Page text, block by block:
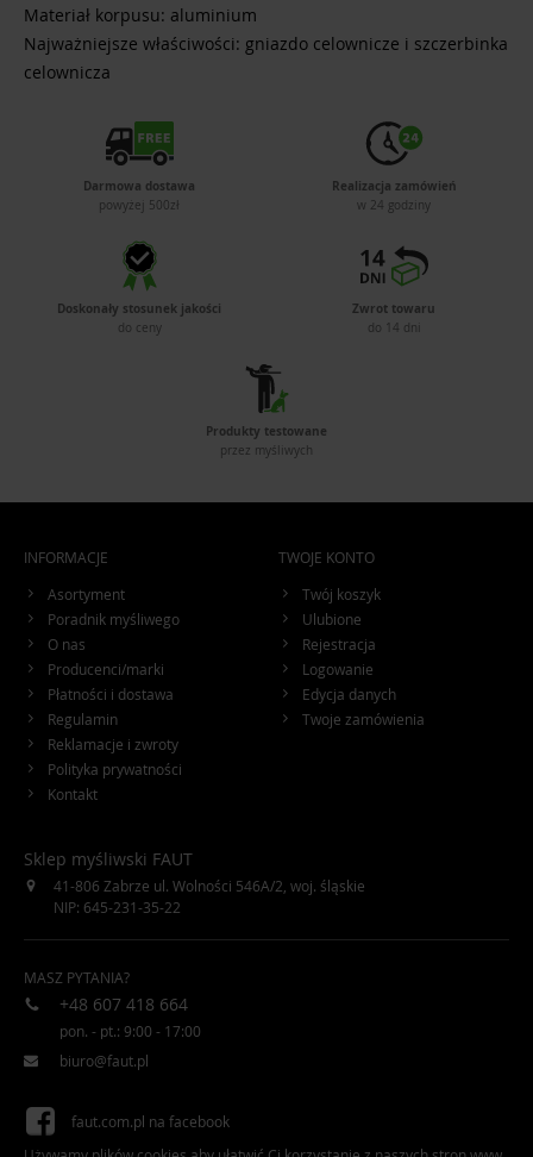
Materiał korpusu: aluminium
Najważniejsze właściwości: gniazdo celownicze i szczerbinka
celownicza
Darmowa dostawa
powyżej 500zł
Realizacja zamówień
w 24 godziny
Doskonały stosunek jakości
do ceny
Zwrot towaru
do 14 dni
Produkty testowane
przez myśliwych
INFORMACJE
Asortyment
Poradnik myśliwego
O nas
Producenci/marki
Płatności i dostawa
Regulamin
Reklamacje i zwroty
Polityka prywatności
Kontakt
TWOJE KONTO
Twój koszyk
Ulubione
Rejestracja
Logowanie
Edycja danych
Twoje zamówienia
Sklep myśliwski FAUT
41-806 Zabrze ul. Wolności 546A/2, woj. śląskie
NIP: 645-231-35-22
MASZ PYTANIA?
+48 607 418 664
pon. - pt.: 9:00 - 17:00
biuro@faut.pl
faut.com.pl na facebook